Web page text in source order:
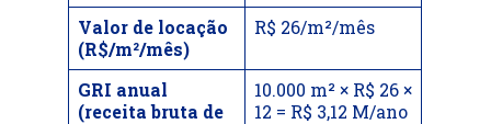
Valor de locação
(R$/m²/mês)
R$ 26/m²/mês
GRI anual
(receita bruta de
10.000 m² × R$ 26 ×
12 = R$ 3,12 M/ano